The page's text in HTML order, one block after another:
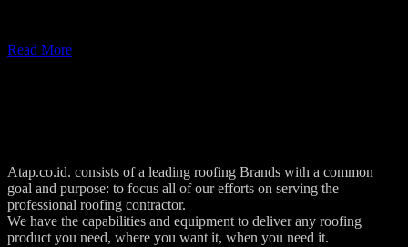
Read More
Atap.co.id. consists of a leading roofing Brands with a common
goal and purpose: to focus all of our efforts on serving the
professional roofing contractor.
We have the capabilities and equipment to deliver any roofing
product you need, where you want it, when you need it.